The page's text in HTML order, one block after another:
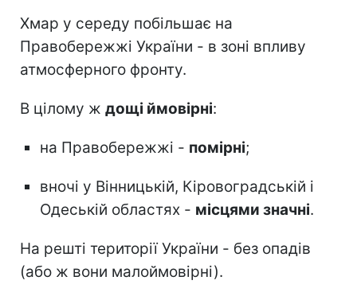
Хмар у середу побільшає на
Правобережжі України - в зоні впливу
атмосферного фронту.
В цілому ж дощі ймовірні:
на Правобережжі - помірні;
вночі у Вінницькій, Кіровоградській і
Одеській областях - місцями значні.
На решті території України - без опадів
(або ж вони малоймовірні).